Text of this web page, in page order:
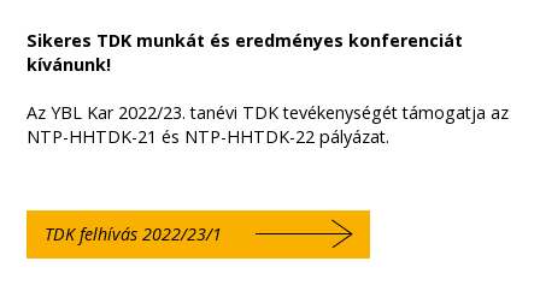
Sikeres TDK munkát és eredményes konferenciát
kívánunk!
Az YBL Kar 2022/23. tanévi TDK tevékenységét támogatja az
NTP-HHTDK-21 és NTP-HHTDK-22 pályázat.
TDK felhívás 2022/23/1